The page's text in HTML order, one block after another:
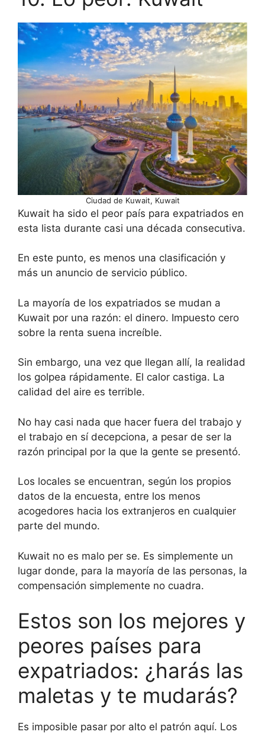
Ciudad de Kuwait, Kuwait
Kuwait ha sido el peor país para expatriados en
esta lista durante casi una década consecutiva.
En este punto, es menos una clasificación y
más un anuncio de servicio público.
La mayoría de los expatriados se mudan a
Kuwait por una razón: el dinero. Impuesto cero
sobre la renta suena increíble.
Sin embargo, una vez que llegan allí, la realidad
los golpea rápidamente. El calor castiga. La
calidad del aire es terrible.
No hay casi nada que hacer fuera del trabajo y
el trabajo en sí decepciona, a pesar de ser la
razón principal por la que la gente se presentó.
Los locales se encuentran, según los propios
datos de la encuesta, entre los menos
acogedores hacia los extranjeros en cualquier
parte del mundo.
Kuwait no es malo per se. Es simplemente un
lugar donde, para la mayoría de las personas, la
compensación simplemente no cuadra.
Estos son los mejores y
peores países para
expatriados: ¿harás las
maletas y te mudarás?
Es imposible pasar por alto el patrón aquí. Los